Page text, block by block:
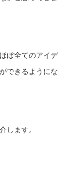
ぼ全てのアイデ
できるようにな
します。